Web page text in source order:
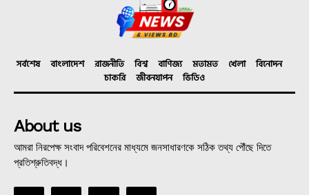
সর্বশেষ বাংলাদেশ রাজনীতি বিশ্ব বাণিজ্য মতামত খেলা
বিনোদন
চাকরি
জীবনযাপন ভিডিও
About us
আমরা নিরপেক্ষ সংবাদ পরিবেশনের মাধ্যমে জনসাধারণকে সঠিক তথ্য পৌঁছে দিতে
প্রতিশ্রুতিবদ্ধ।